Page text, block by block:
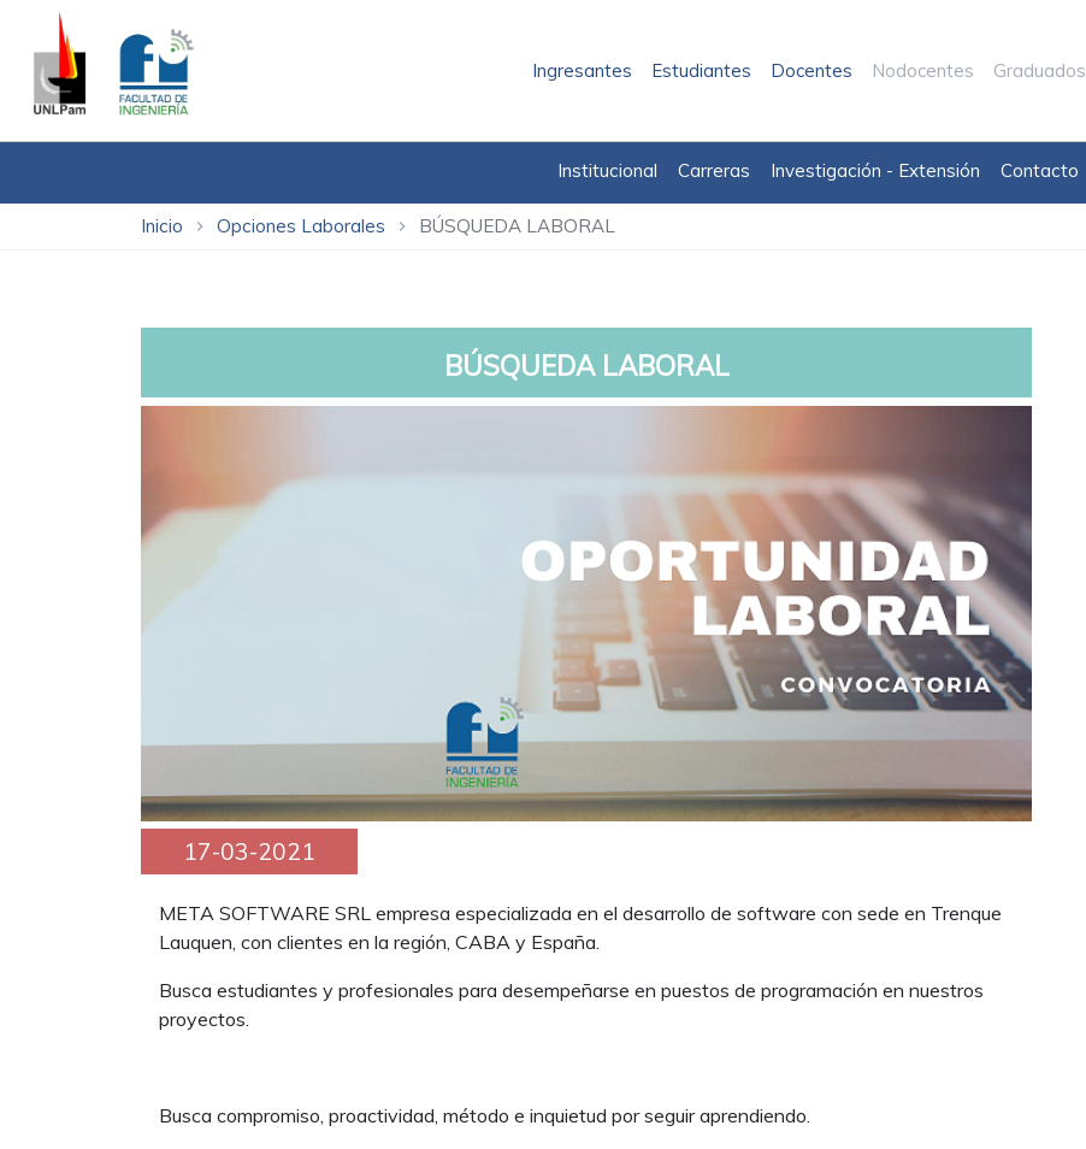
Ingresantes Estudiantes Docentes Nodocentes Graduados
Institucional Carreras Investigación - Extensión Contacto
Inicio chevron_right Opciones Laborales chevron_right BÚSQUEDA LABORAL
BÚSQUEDA LABORAL
17-03-2021
META SOFTWARE SRL empresa especializada en el desarrollo de software con sede en Trenque
Lauquen, con clientes en la región, CABA y España.
Busca estudiantes y profesionales para desempeñarse en puestos de programación en nuestros
proyectos.
Busca compromiso, proactividad, método e inquietud por seguir aprendiendo.